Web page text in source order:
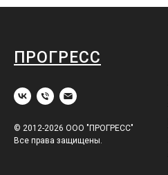
ПРОГРЕСС
© 2012-2026 ООО "ПРОГРЕСС"
Все права защищены.